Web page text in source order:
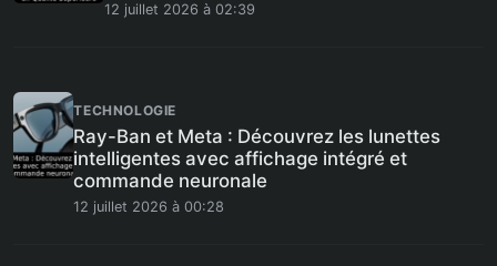
12 juillet 2026 à 02:39
TECHNOLOGIE
Ray-Ban et Meta : Découvrez les lunettes
intelligentes avec affichage intégré et
commande neuronale
12 juillet 2026 à 00:28